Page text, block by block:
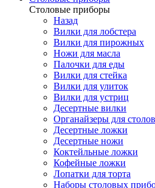
Cтоловые приборы
Назад
Вилки для лобстера
Вилки для пирожных
Ножи для масла
Палочки для еды
Вилки для стейка
Вилки для улиток
Вилки для устриц
Десертные вилки
Органайзеры для
Десертные ложки
Десертные ножи
Коктейльные ложки
Кофейные ложки
Лопатки для торта
Наборы столовых